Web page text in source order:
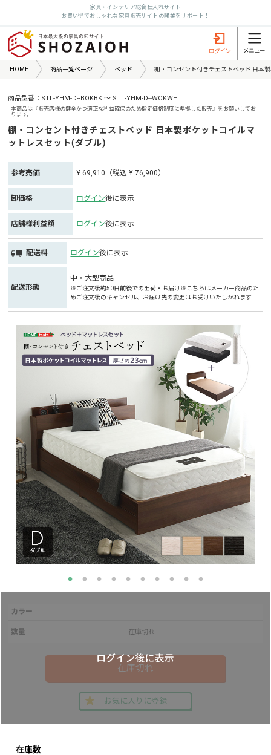
家具・インテリア総合仕入れサイト
お買い得でおしゃれな家具販売サイトの開業をサポート！
HOME 商品一覧ページ ベッド 棚・コンセント付きチェストベッド 日本
商品型番：STL-YHM-D--BOKBK ～ STL-YHM-D--WOKWH
本商品は『販売店様の健全かつ適正な利益確保のため指定価格制度に準拠した販売』をお願いしてお
ります。
棚・コンセント付きチェストベッド 日本製ポケットコイルマ
ットレスセット(ダブル)
参考売価 ¥ 69,910（税込 ¥ 76,900）
卸価格 ログイン後に表示
店舗様利益額 ログイン後に表示
配送料 ログイン後に表示
配送形態
中・大型商品
※ご注文後約50日前後での出荷・お届け※こちらはメーカー商品のた
めご注文後のキャンセル、お届け先の変更はお受けいたしかねます
カラー
数量 在庫切れ
在庫切れ
お気に入りに登録
在庫数